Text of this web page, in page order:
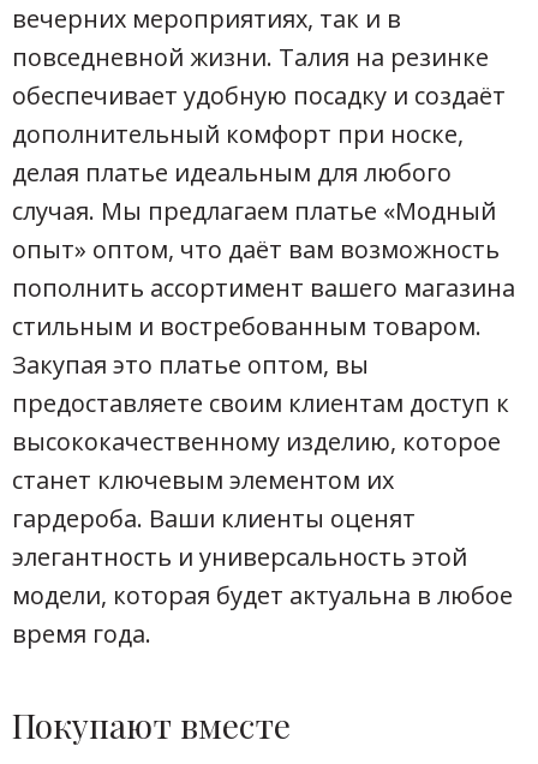
вечерних мероприятиях, так и в
повседневной жизни. Талия на резинке
обеспечивает удобную посадку и создаёт
дополнительный комфорт при носке,
делая платье идеальным для любого
случая. Мы предлагаем платье «Модный
опыт» оптом, что даёт вам возможность
пополнить ассортимент вашего магазина
стильным и востребованным товаром.
Закупая это платье оптом, вы
предоставляете своим клиентам доступ к
высококачественному изделию, которое
станет ключевым элементом их
гардероба. Ваши клиенты оценят
элегантность и универсальность этой
модели, которая будет актуальна в любое
время года.
Покупают вместе